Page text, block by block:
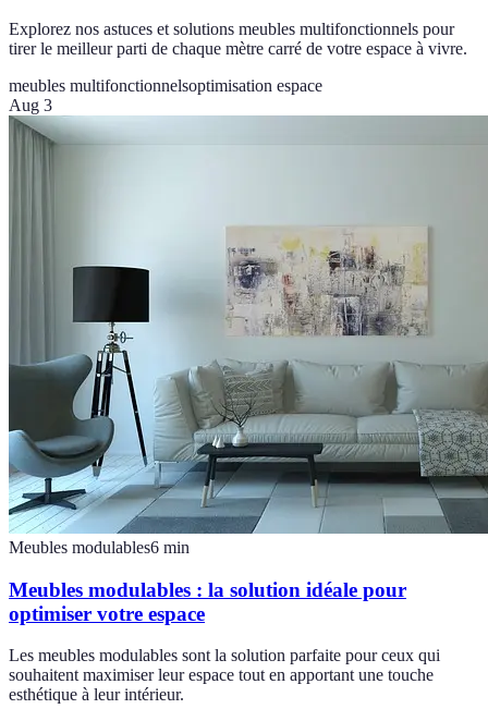
Explorez nos astuces et solutions meubles multifonctionnels pour
tirer le meilleur parti de chaque mètre carré de votre espace à vivre.
meubles multifonctionnelsoptimisation espace
Aug 3
Meubles modulables6 min
Meubles modulables : la solution idéale pour
optimiser votre espace
Les meubles modulables sont la solution parfaite pour ceux qui
souhaitent maximiser leur espace tout en apportant une touche
esthétique à leur intérieur.